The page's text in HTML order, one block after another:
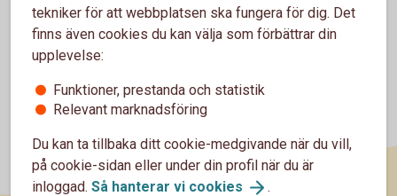
tekniker för att webbplatsen ska fungera för dig. Det
finns även cookies du kan välja som förbättrar din
upplevelse:
Funktioner, prestanda och statistik
Relevant marknadsföring
Du kan ta tillbaka ditt cookie-medgivande när du vill,
på cookie-sidan eller under din profil när du är
inloggad. Så hanterar vi cookies .